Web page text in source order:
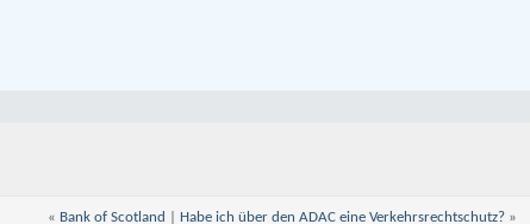
« Bank of Scotland Habe ich über den ADAC eine Verkehrsrechtschutz? »